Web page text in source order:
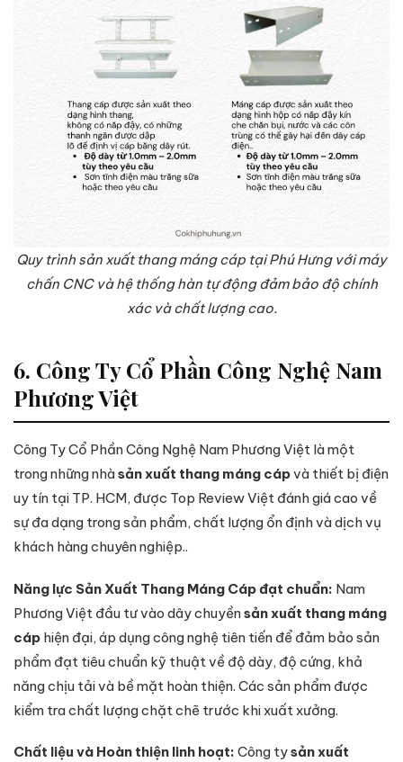
Quy trình sản xuất thang máng cáp tại Phú Hưng với máy
chấn CNC và hệ thống hàn tự động đảm bảo độ chính
xác và chất lượng cao.
6. Công Ty Cổ Phần Công Nghệ Nam
Phương Việt
Công Ty Cổ Phần Công Nghệ Nam Phương Việt là một
trong những nhàsản xuất thang máng cápvà thiết bị điện
uy tín tại TP. HCM, được Top Review Việt đánh giá cao về
sự đa dạng trong sản phẩm, chất lượng ổn định và dịch vụ
khách hàng chuyên nghiệp..
Năng lực Sản Xuất Thang Máng Cáp đạt chuẩn: Nam
Phương Việt đầu tư vào dây chuyềnsản xuất thang máng
cáp hiện đại, áp dụng công nghệ tiên tiến để đảm bảo sản
phẩm đạt tiêu chuẩn kỹ thuật về độ dày, độ cứng, khả
năng chịu tải và bề mặt hoàn thiện. Các sản phẩm được
kiểm tra chất lượng chặt chẽ trước khi xuất xưởng.
Chất liệu và Hoàn thiện linh hoạt: Công tysản xuất